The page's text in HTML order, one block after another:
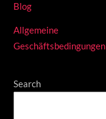
Blog
Allgemeine
Geschäftsbedingungen
Search